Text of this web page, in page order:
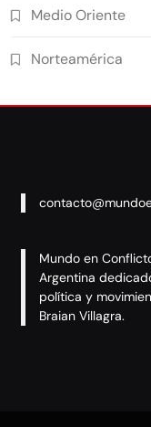
Medio Oriente
Norteamérica
Mundo en
Argentina
política y
Braian Villagra.